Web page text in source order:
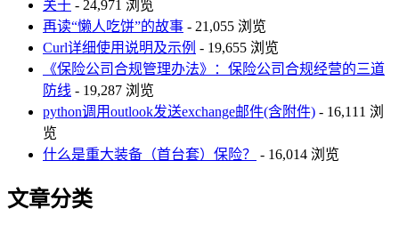
关于 - 24,971 浏览
再读“懒人吃饼”的故事 - 21,055 浏览
Curl详细使用说明及示例 - 19,655 浏览
《保险公司合规管理办法》：保险公司合规经营的三道
防线 - 19,287 浏览
python调用outlook发送exchange邮件(含附件) - 16,111 浏
览
什么是重大装备（首台套）保险？
- 16,014 浏览
文章分类